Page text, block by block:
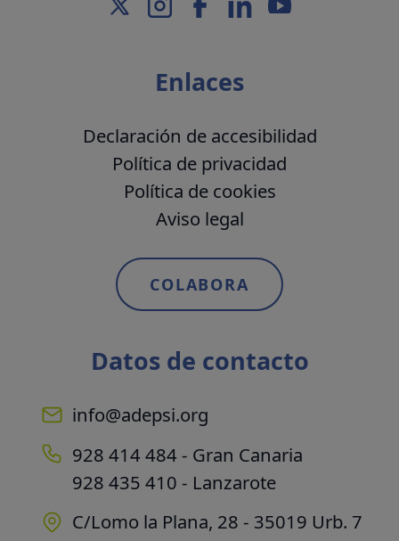
Enlaces
Declaración de accesibilidad
Política de privacidad
Política de cookies
Aviso legal
COLABORA
Datos de contacto
info@adepsi.org
928 414 484 - Gran Canaria
928 435 410 - Lanzarote
C/Lomo la Plana, 28 - 35019 Urb. 7